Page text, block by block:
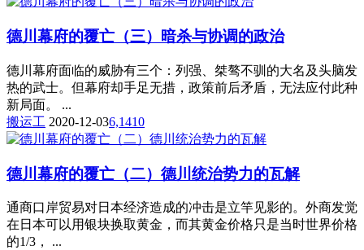
德川幕府的覆亡（三）暗杀与协调的政治
德川幕府面临的威胁有三个：列强、桀骜不驯的大名及头脑发
热的武士。但幕府却手足无措，政策前后矛盾，无法应付此种
新局面。 ...
搬运工 2020-12-036,1410
德川幕府的覆亡（二）德川统治势力的瓦解
通商口岸贸易对日本经济造成的冲击是立竿见影的。外商发觉
在日本可以用银块换取黄金，而其黄金价格只是当时世界价格
的1/3， ...